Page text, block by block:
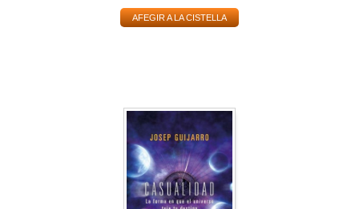
AFEGIR A LA CISTELLA